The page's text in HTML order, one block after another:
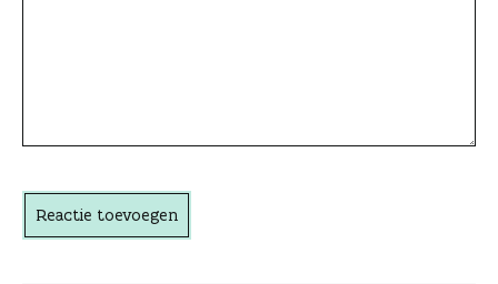
t
e
Reactie toevoegen